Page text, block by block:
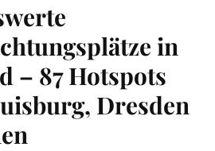
in
– 87 Hotspots
Dresden